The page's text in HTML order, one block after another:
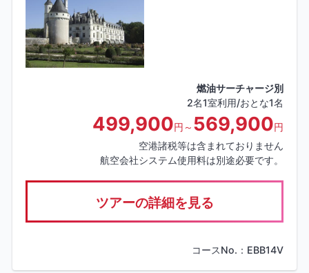
燃油サーチャージ別
2名1室利用/おとな1名
499,900円～ 569,900円
空港諸税等は含まれておりません
航空会社システム使用料は別途必要です。
ツアーの詳細を見る
コースNo.：EBB14V